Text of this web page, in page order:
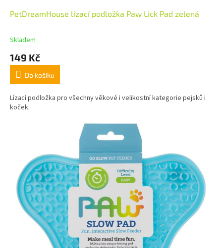
PetDreamHouse lízací podložka Paw Lick Pad zelená
Skladem
149 Kč
Do košíku
Lízací podložka pro všechny věkové i velikostní kategorie pejsků i
koček.